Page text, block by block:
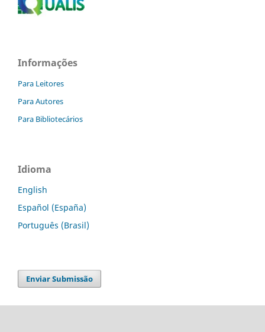
Informações
Para Leitores
Para Autores
Para Bibliotecários
Idioma
English
Español (España)
Português (Brasil)
Enviar Submissão